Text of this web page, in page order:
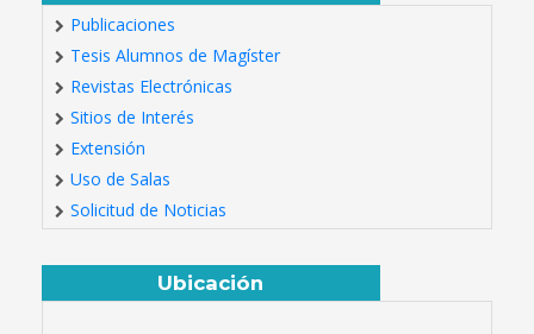
Publicaciones
Tesis Alumnos de Magíster
Revistas Electrónicas
Sitios de Interés
Extensión
Uso de Salas
Solicitud de Noticias
Ubicación